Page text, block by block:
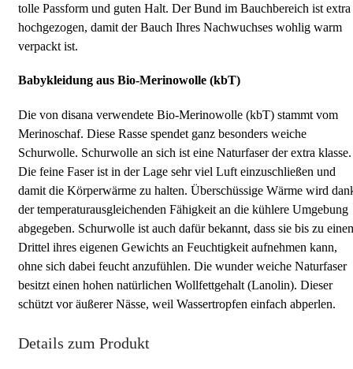
tolle Passform und guten Halt. Der Bund im Bauchbereich ist extra
hochgezogen, damit der Bauch Ihres Nachwuchses wohlig warm
verpackt ist.
Babykleidung aus Bio-Merinowolle (kbT)
Die von disana verwendete Bio-Merinowolle (kbT) stammt vom
Merinoschaf. Diese Rasse spendet ganz besonders weiche
Schurwolle. Schurwolle an sich ist eine Naturfaser der extra klasse.
Die feine Faser ist in der Lage sehr viel Luft einzuschließen und
damit die Körperwärme zu halten. Überschüssige Wärme wird
der temperaturausgleichenden Fähigkeit an die kühlere Umgebung
abgegeben. Schurwolle ist auch dafür bekannt, dass sie bis zu
Drittel ihres eigenen Gewichts an Feuchtigkeit aufnehmen kann,
ohne sich dabei feucht anzufühlen. Die wunder weiche Naturfaser
besitzt einen hohen natürlichen Wollfettgehalt (Lanolin). Dieser
schützt vor äußerer Nässe, weil Wassertropfen einfach abperlen.
Details zum Produkt